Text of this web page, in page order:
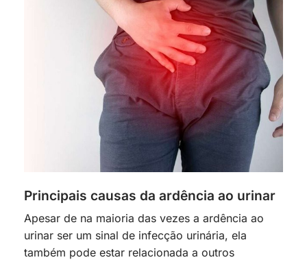
Principais causas da ardência ao urinar
Apesar de na maioria das vezes a ardência ao
urinar ser um sinal de infecção urinária, ela
também pode estar relacionada a outros